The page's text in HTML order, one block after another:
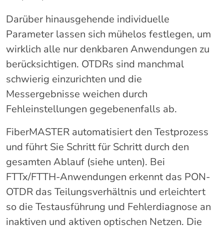
Darüber hinausgehende individuelle
Parameter lassen sich mühelos festlegen, um
wirklich alle nur denkbaren Anwendungen zu
berücksichtigen. OTDRs sind manchmal
schwierig einzurichten und die
Messergebnisse weichen durch
Fehleinstellungen gegebenenfalls ab.
FiberMASTER automatisiert den Testprozess
und führt Sie Schritt für Schritt durch den
gesamten Ablauf (siehe unten). Bei
FTTx/FTTH-Anwendungen erkennt das PON-
OTDR das Teilungsverhältnis und erleichtert
so die Testausführung und Fehlerdiagnose an
inaktiven und aktiven optischen Netzen. Die